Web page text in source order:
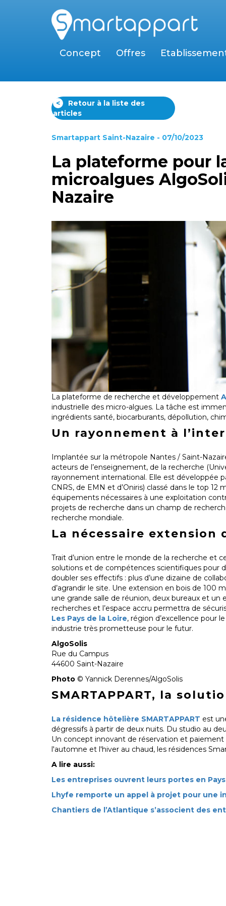
Concept Offres
<
Retour à la liste des
articles
Smartappart Saint-Nazaire - 07/10/2023
La plateforme pour
microalgues
Nazaire
La plateforme de recherche et développement
industrielle des micro-algues. La tâche est
ingrédients santé, biocarburants, dépollution,
Un rayonnement à
Implantée sur la métropole Nantes / Saint-
acteurs de l’enseignement, de la recherche
rayonnement international. Elle est développée
CNRS, de EMN et d’Oniris) classé dans le top
équipements nécessaires à une exploitation
projets de recherche dans un champ de
recherche mondiale.
La nécessaire extension
Trait d’union entre le monde de la recherche et
solutions et de compétences scientifiques pour
doubler ses effectifs : plus d’une dizaine de
d’agrandir le site. Une extension en bois de 100
une grande salle de réunion, deux bureaux et un
recherches et l’espace accru permettra de
Les Pays de la Loire, région d’excellence pour
industrie très prometteuse pour le futur.
AlgoSolis
Rue du Campus
44600 Saint-Nazaire
Photo © Yannick Derennes/AlgoSolis
SMARTAPPART, la
La résidence hôtelière SMARTAPPART est
dégressifs à partir de deux nuits. Du studio au
Un concept innovant de réservation et
l'automne et l'hiver au chaud, les résidences
A lire aussi:
Les entreprises ouvrent leurs portes en
Lhyfe remporte un appel à projet pour une
Chantiers de l’Atlantique s’associent des